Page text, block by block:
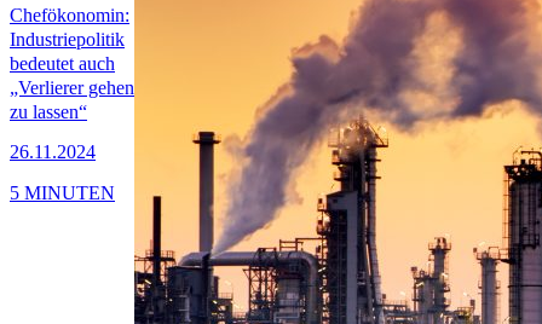
Chefökonomin:
Industriepolitik
bedeutet auch
„Verlierer gehen
zu lassen“
26.11.2024
5 MINUTEN